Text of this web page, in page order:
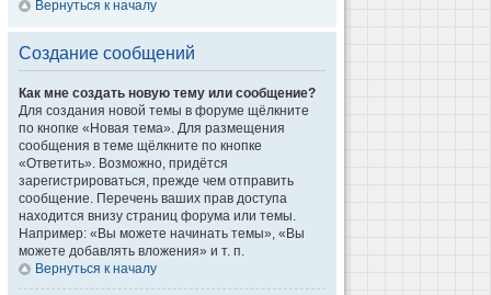
Вернуться к началу
Создание сообщений
Как мне создать новую тему или сообщение?
Для создания новой темы в форуме щёлкните
по кнопке «Новая тема». Для размещения
сообщения в теме щёлкните по кнопке
«Ответить». Возможно, придётся
зарегистрироваться, прежде чем отправить
сообщение. Перечень ваших прав доступа
находится внизу страниц форума или темы.
Например: «Вы можете начинать темы», «Вы
можете добавлять вложения» и т. п.
Вернуться к началу